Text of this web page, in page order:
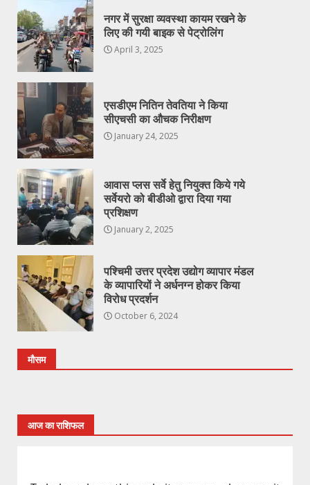
नगर में सुरक्षा व्यवस्था कायम रखने के
लिए की गयी बाइक से पेट्रोलिंग
April 3, 2025
एसडीएम नितिन तेवतिया ने किया
सीएचसी का औचक निरीक्षण
January 24, 2025
आवास प्लस सर्वे हेतु नियुक्त किये गये
सर्वेयरो को बीडीओ द्वारा दिया गया
प्रशिक्षण
January 2, 2025
पश्चिमी उत्तर प्रदेश उद्योग व्यापार मंडल
के व्यापारियों ने अर्धनग्न होकर किया
विरोध प्रदर्शन
October 6, 2024
मौसम
आज का राशिफल